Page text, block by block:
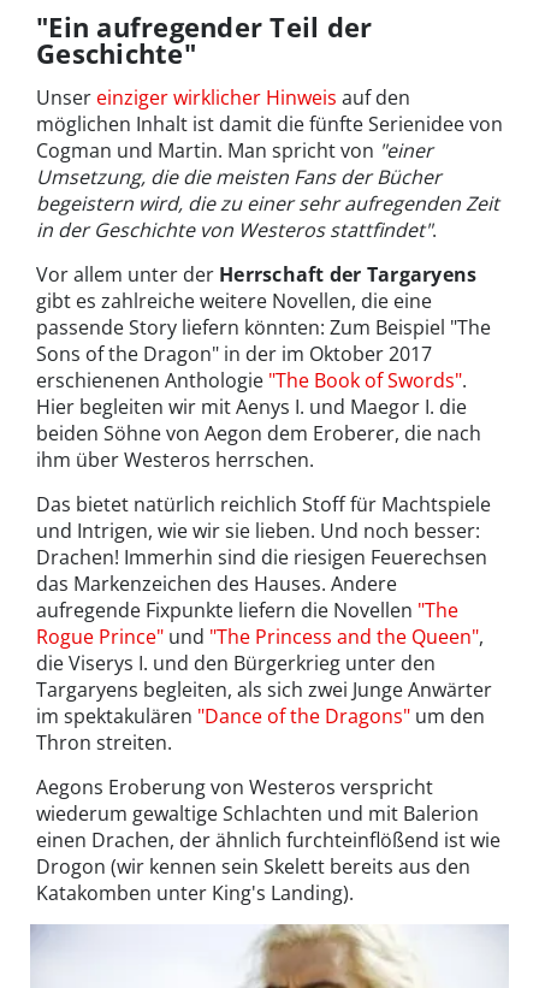
"Ein aufregender Teil der
Geschichte"
Unser einziger wirklicher Hinweis auf den
möglichen Inhalt ist damit die fünfte Serienidee von
Cogman und Martin. Man spricht von "einer
Umsetzung, die die meisten Fans der Bücher
begeistern wird, die zu einer sehr aufregenden Zeit
in der Geschichte von Westeros stattfindet".
Vor allem unter der Herrschaft der Targaryens
gibt es zahlreiche weitere Novellen, die eine
passende Story liefern könnten: Zum Beispiel "The
Sons of the Dragon" in der im Oktober 2017
erschienenen Anthologie "The Book of Swords".
Hier begleiten wir mit Aenys I. und Maegor I. die
beiden Söhne von Aegon dem Eroberer, die nach
ihm über Westeros herrschen.
Das bietet natürlich reichlich Stoff für Machtspiele
und Intrigen, wie wir sie lieben. Und noch besser:
Drachen! Immerhin sind die riesigen Feuerechsen
das Markenzeichen des Hauses. Andere
aufregende Fixpunkte liefern die Novellen "The
Rogue Prince" und "The Princess and the Queen",
die Viserys I. und den Bürgerkrieg unter den
Targaryens begleiten, als sich zwei Junge Anwärter
im spektakulären "Dance of the Dragons" um den
Thron streiten.
Aegons Eroberung von Westeros verspricht
wiederum gewaltige Schlachten und mit Balerion
einen Drachen, der ähnlich furchteinflößend ist wie
Drogon (wir kennen sein Skelett bereits aus den
Katakomben unter King's Landing).